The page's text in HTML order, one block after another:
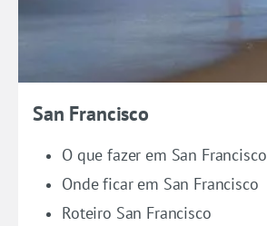
San Francisco
O que fazer em San Francisco
Onde ficar em San Francisco
Roteiro San Francisco